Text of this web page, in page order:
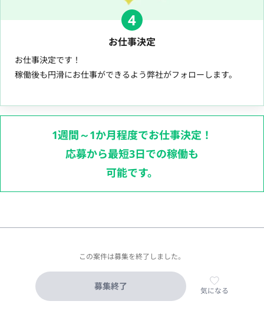
4
お仕事決定
お仕事決定です！
稼働後も円滑にお仕事ができるよう弊社がフォローします。
1週間～1か月程度でお仕事決定！
応募から最短3日での稼働も
可能です。
この案件は募集を終了しました。
募集終了 気になる